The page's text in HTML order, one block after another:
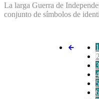
La larga Guerra de
conjunto de símbolos de
1
2
3
4
5
6